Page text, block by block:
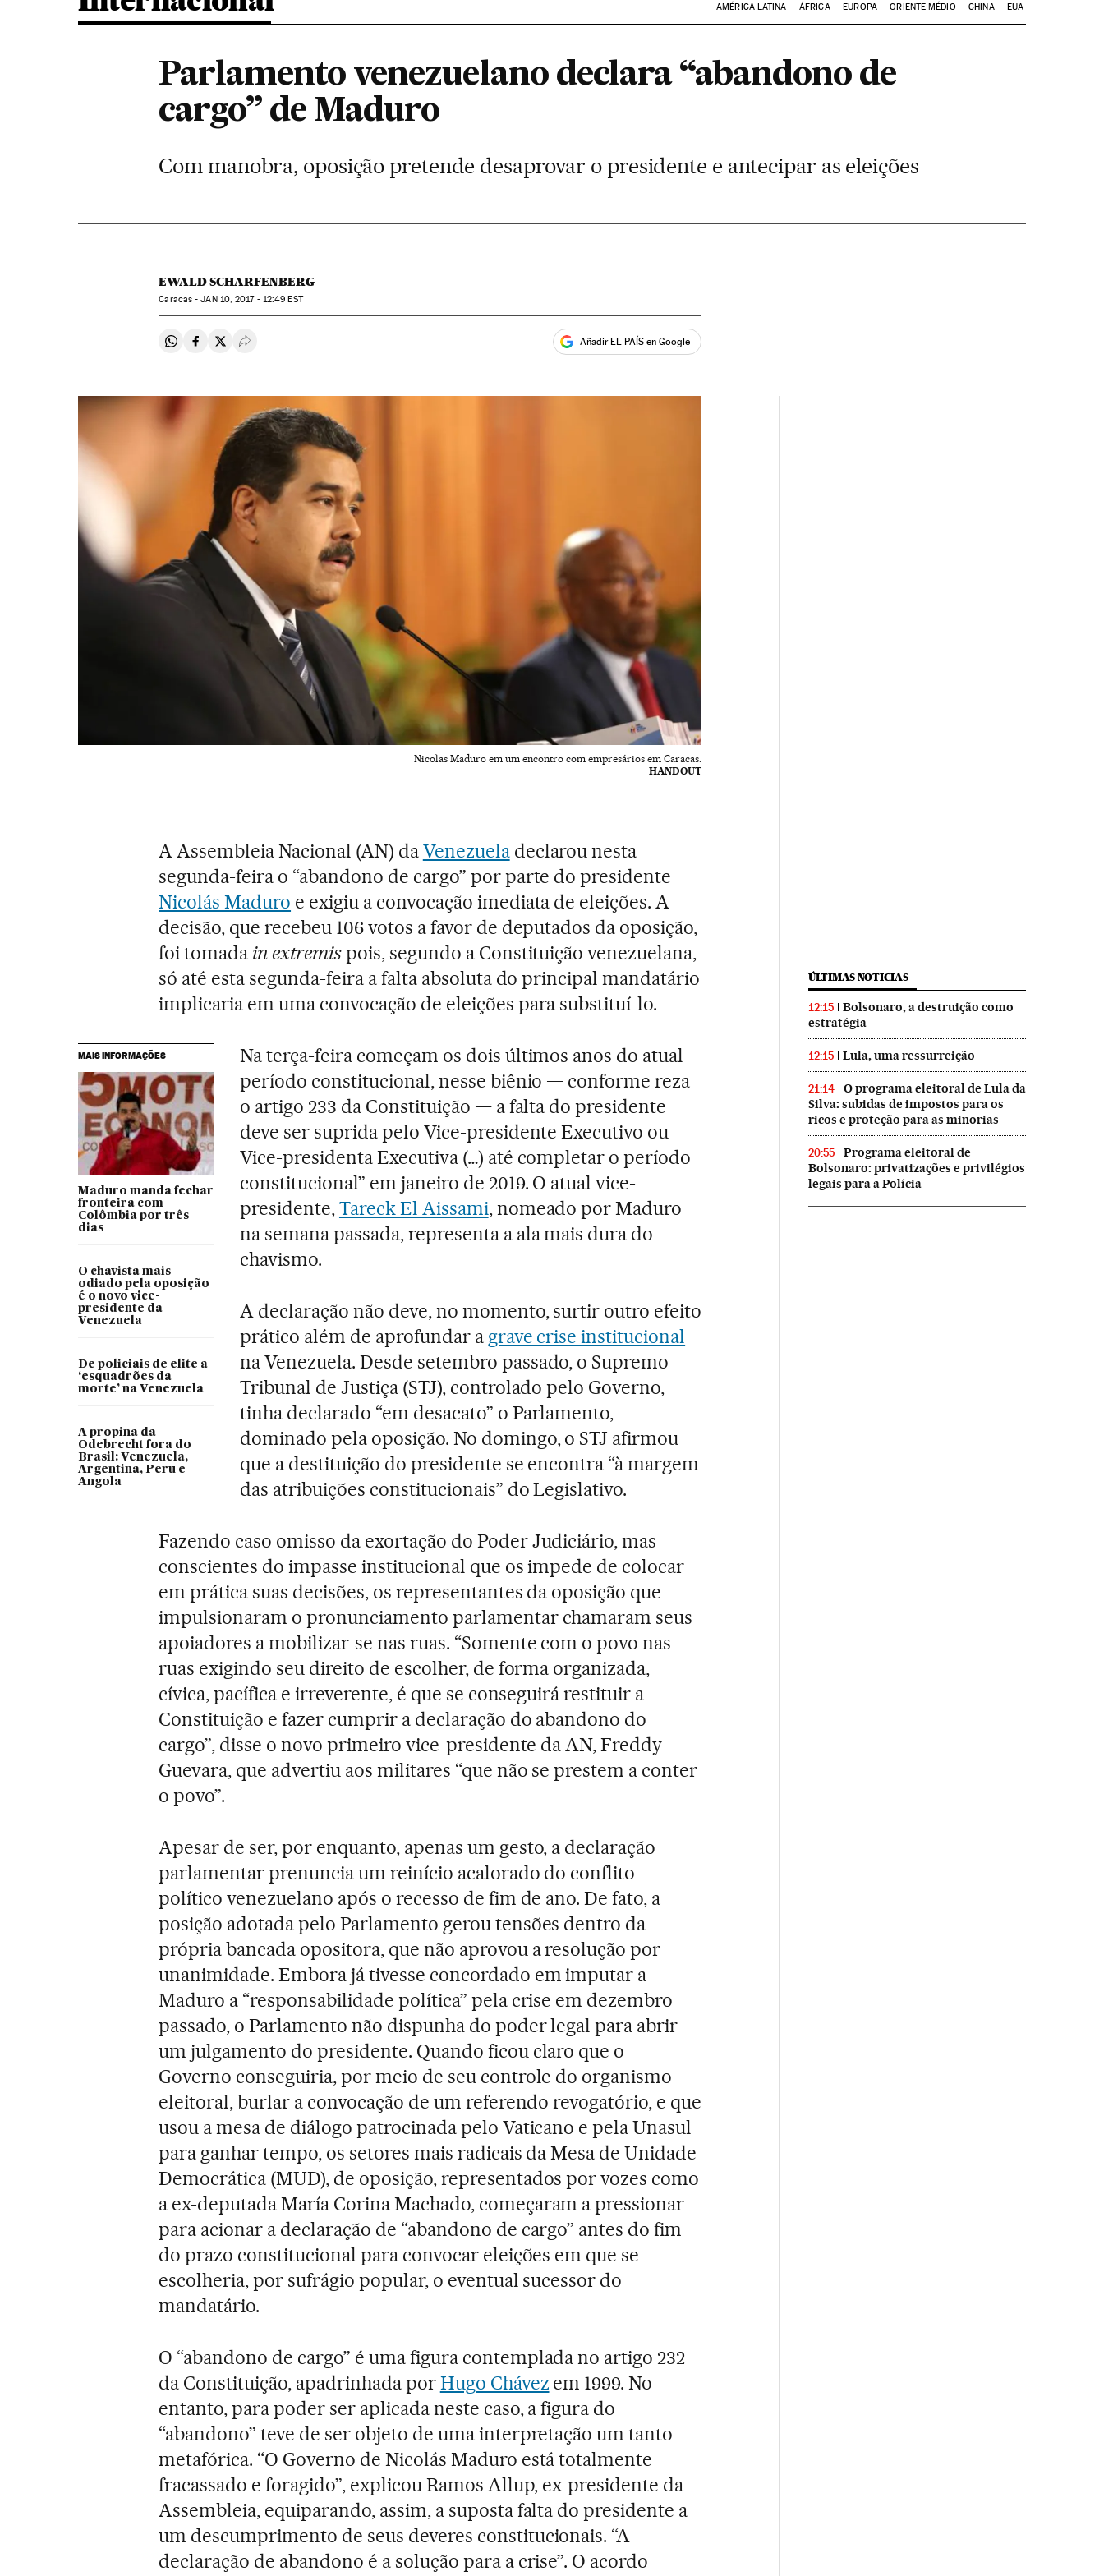
AMÉRICA LATINA ÁFRICA EUROPA ORIENTE MÉDIO CHINA EUA
Parlamento venezuelano declara “abandono de
cargo” de Maduro
Com manobra, oposição pretende desaprovar o presidente e antecipar as eleições
EWALD SCHARFENBERG
Caracas -JAN10, 2017 - 12:49 EST
Compartir en Whatsapp
Compartir en Facebook
Compartir en Twitter
Desplegar Redes Sociales Añadir EL PAÍS en Google
Nicolas Maduro em um encontro com empresários em Caracas.
HANDOUT
A Assembleia Nacional (AN) daVenezueladeclarou nesta
segunda-feira o “abandono de cargo” por parte do presidente
Nicolás Maduro e exigiu a convocação imediata de eleições. A
decisão, que recebeu 106 votos a favor de deputados da oposição,
foi tomada in extremispois, segundo a Constituição venezuelana,
só até esta segunda-feira a falta absoluta do principal mandatário
implicaria em uma convocação de eleições para substituí-lo.
MAIS INFORMAÇÕES
Maduro manda fechar
fronteira com
Colômbia por três
dias
O chavista mais
odiado pela oposição
é o novo vice-
presidente da
Venezuela
De policiais de elite a
‘esquadrões da
morte’ na Venezuela
A propina da
Odebrecht fora do
Brasil: Venezuela,
Argentina, Peru e
Angola
Na terça-feira começam os dois últimos anos do atual
período constitucional, nesse biênio — conforme reza
o artigo 233 da Constituição — a falta do presidente
deve ser suprida pelo Vice-presidente Executivo ou
Vice-presidenta Executiva (…) até completar o período
constitucional” em janeiro de 2019. O atual vice-
presidente,Tareck El Aissami, nomeado por Maduro
na semana passada, representa a ala mais dura do
chavismo.
A declaração não deve, no momento, surtir outro efeito
prático além de aprofundar a grave crise institucional
na Venezuela. Desde setembro passado, o Supremo
Tribunal de Justiça (STJ), controlado pelo Governo,
tinha declarado “em desacato” o Parlamento,
dominado pela oposição. No domingo, o STJ afirmou
que a destituição do presidente se encontra “à margem
das atribuições constitucionais” do Legislativo.
Fazendo caso omisso da exortação do Poder Judiciário, mas
conscientes do impasse institucional que os impede de colocar
em prática suas decisões, os representantes da oposição que
impulsionaram o pronunciamento parlamentar chamaram seus
apoiadores a mobilizar-se nas ruas. “Somente com o povo nas
ruas exigindo seu direito de escolher, de forma organizada,
cívica, pacífica e irreverente, é que se conseguirá restituir a
Constituição e fazer cumprir a declaração do abandono do
cargo”, disse o novo primeiro vice-presidente da AN, Freddy
Guevara, que advertiu aos militares “que não se prestem a conter
o povo”.
Apesar de ser, por enquanto, apenas um gesto, a declaração
parlamentar prenuncia um reinício acalorado do conflito
político venezuelano após o recesso de fim de ano. De fato, a
posição adotada pelo Parlamento gerou tensões dentro da
própria bancada opositora, que não aprovou a resolução por
unanimidade. Embora já tivesse concordado em imputar a
Maduro a “responsabilidade política” pela crise em dezembro
passado, o Parlamento não dispunha do poder legal para abrir
um julgamento do presidente. Quando ficou claro que o
Governo conseguiria, por meio de seu controle do organismo
eleitoral, burlar a convocação de um referendo revogatório, e que
usou a mesa de diálogo patrocinada pelo Vaticano e pela Unasul
para ganhar tempo, os setores mais radicais da Mesa de Unidade
Democrática (MUD), de oposição, representados por vozes como
a ex-deputada María Corina Machado, começaram a pressionar
para acionar a declaração de “abandono de cargo” antes do fim
do prazo constitucional para convocar eleições em que se
escolheria, por sufrágio popular, o eventual sucessor do
mandatário.
O “abandono de cargo” é uma figura contemplada no artigo 232
da Constituição, apadrinhada porHugo Chávez em 1999. No
entanto, para poder ser aplicada neste caso, a figura do
“abandono” teve de ser objeto de uma interpretação um tanto
metafórica. “O Governo de Nicolás Maduro está totalmente
fracassado e foragido”, explicou Ramos Allup, ex-presidente da
Assembleia, equiparando, assim, a suposta falta do presidente a
um descumprimento de seus deveres constitucionais. “A
declaração de abandono é a solução para a crise”. O acordo
ÚLTIMAS NOTICIAS
12:15
Bolsonaro, a destruição como
estratégia
12:15 Lula, uma ressurreição
21:14
O programa eleitoral de Lula da
Silva: subidas de impostos para os
ricos e proteção para as minorias
20:55
Programa eleitoral de
Bolsonaro: privatizações e privilégios
legais para a Polícia